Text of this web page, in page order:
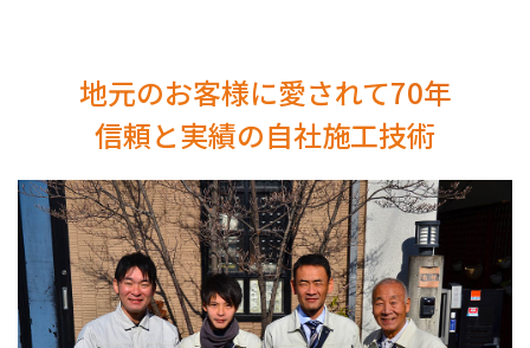
地元のお客様に愛されて70年
信頼と実績の自社施工技術